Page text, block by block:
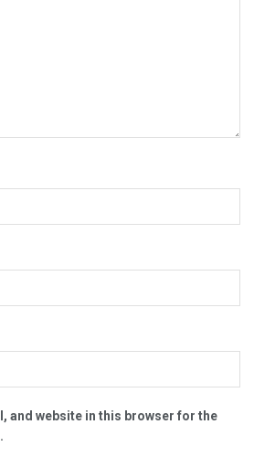
and website in this browser for the